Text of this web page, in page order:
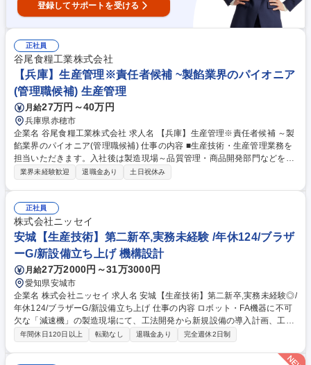
登録してサポートを受ける
正社員
谷尾食糧工業株式会社
【兵庫】生産管理※責任者候補 ~製餡業界のパイオニア
(管理職候補) 生産管理
月給27万円～40万円
兵庫県赤穂市
企業名 谷尾食糧工業株式会社 求人名 【兵庫】生産管理※責任者候補 ～製
餡業界のパイオニア(管理職候補) 仕事の内容 ■生産技術・生産管理業務を
担当いただきます。入社後は製造現場～品質管理・商品開発部門などを経
験し、その後生産部門長の下に配属していただき各種業務を1つ1つOJTで
教育指導 ※業務の適性に合わせ異動有。基本は当人の希望・意欲を重視し
業務は決定致します。 募集職種 【兵庫】生産管理※責任者候補 ～製餡業
界のパイオニア(管理職候補)
業界未経験歓迎 退職金あり 土日祝休み
正社員
株式会社ニッセイ
安城【生産技術】第二新卒,実務未経験 /年休124/ブラザ
ーG/新設備立ち上げ 機構設計
月給27万2000円～31万3000円
愛知県安城市
企業名 株式会社ニッセイ 求人名 安城【生産技術】第二新卒,実務未経験◎/
年休124/ブラザーG/新設備立ち上げ 仕事の内容 ロボット・FA機器に不可
欠な「減速機」の製造現場にて、工法開発から新規設備の導入計画、工程
設計までを一貫して担当。徐々にステップアップしながら、幅広いスキル
法開発、生産準備■生産ラインの工程設計・最適化■新規設備の選定、導入
年間休日120日以上 転勤なし 退職金あり 完全週休2日制